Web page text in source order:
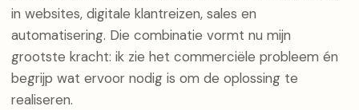
in websites, digitale klantreizen, sales en
automatisering. Die combinatie vormt nu mijn
grootste kracht: ik zie het commerciële probleem én
begrijp wat ervoor nodig is om de oplossing te
realiseren.